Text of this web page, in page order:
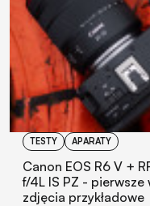
TESTY APARATY
Canon EOS R6 V +
f/4L IS PZ - pierwsze
zdjęcia przykładowe